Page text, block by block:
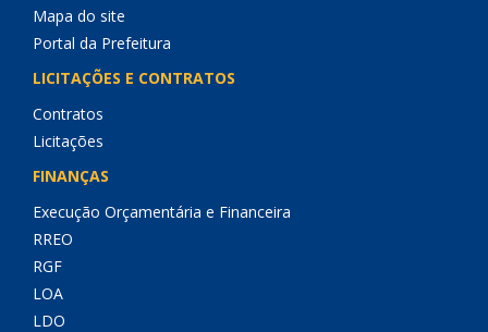
Mapa do site
Portal da Prefeitura
LICITAÇÕES E CONTRATOS
Contratos
Licitações
FINANÇAS
Execução Orçamentária e Financeira
RREO
RGF
LOA
LDO